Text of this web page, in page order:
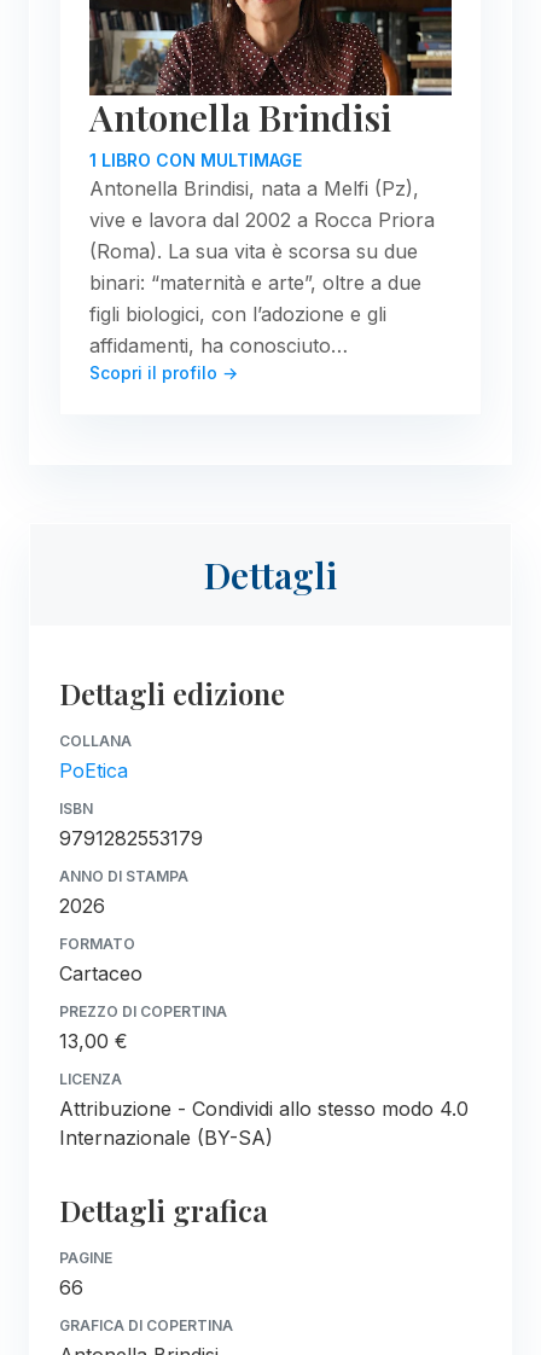
Antonella Brindisi
1 LIBRO CON MULTIMAGE
Antonella Brindisi, nata a Melfi (Pz),
vive e lavora dal 2002 a Rocca Priora
(Roma). La sua vita è scorsa su due
binari: “maternità e arte”, oltre a due
figli biologici, con l’adozione e gli
affidamenti, ha conosciuto…
Scopri il profilo →
Dettagli
Dettagli edizione
COLLANA
PoEtica
ISBN
9791282553179
ANNO DI STAMPA
2026
FORMATO
Cartaceo
PREZZO DI COPERTINA
13,00 €
LICENZA
Attribuzione - Condividi allo stesso modo 4.0
Internazionale (BY-SA)
Dettagli grafica
PAGINE
66
GRAFICA DI COPERTINA